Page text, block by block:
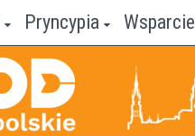
Pryncypia Wsparcie